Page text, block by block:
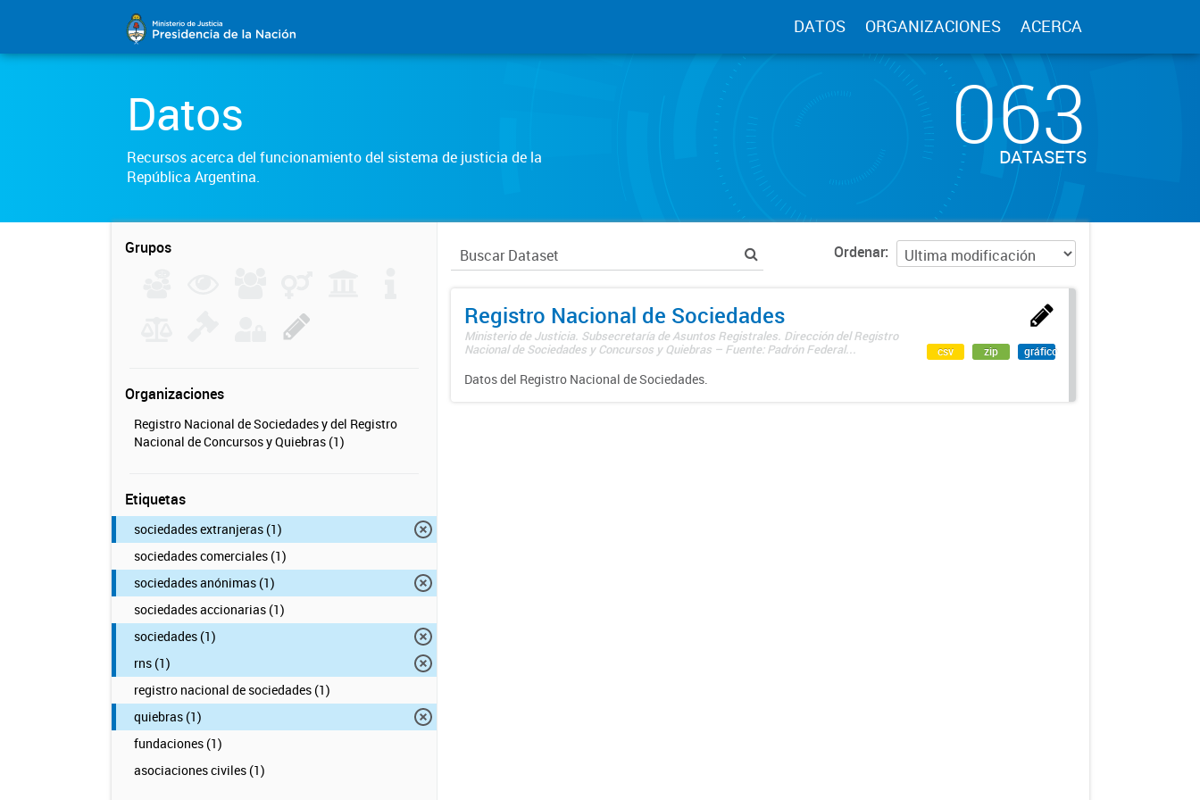
DATOS ORGANIZACIONES ACERCA
Datos
Recursos acerca del funcionamiento del sistema de justicia de la
República Argentina.
063
DATASETS
Grupos
Organizaciones
Registro Nacional de Sociedades y del Registro
Nacional de Concursos y Quiebras (1)
Etiquetas
sociedades extranjeras (1)
sociedades comerciales (1)
sociedades anónimas (1)
sociedades accionarias (1)
sociedades (1)
rns (1)
registro nacional de sociedades (1)
quiebras (1)
fundaciones (1)
asociaciones civiles (1)
Ordenar
Registro Nacional de Sociedades
Ministerio de Justicia. Subsecretaría de Asuntos Registrales. Dirección del Registro
Nacional de Sociedades y Concursos y Quiebras – Fuente: Padrón Federal...
Datos del Registro Nacional de Sociedades.
csv zip gráfico